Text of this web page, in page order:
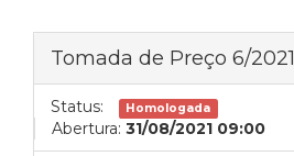
Tomada de Preço 6/2021
Status: Homologada
Abertura: 31/08/2021 09:00